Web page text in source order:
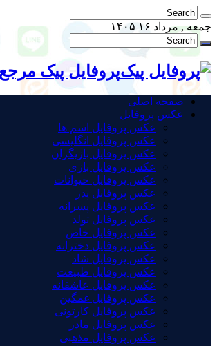
جمعه , مرداد ۱۶ ۱۴۰۵
پروفایل پیک
صفحه اصلی
عکس پروفایل
عکس پروفایل اسم ها
عکس پروفایل انگلیسی
عکس پروفایل بازیگران
عکس پروفایل بازی
عکس پروفایل حیوانات
عکس پروفایل پدر
عکس پروفایل پسرانه
عکس پروفایل تولد
عکس پروفایل خاص
عکس پروفایل دخترانه
عکس پروفایل شاد
عکس پروفایل طبیعت
عکس پروفایل عاشقانه
عکس پروفایل غمگین
عکس پروفایل کارتونی
عکس پروفایل مادر
عکس پروفایل مذهبی